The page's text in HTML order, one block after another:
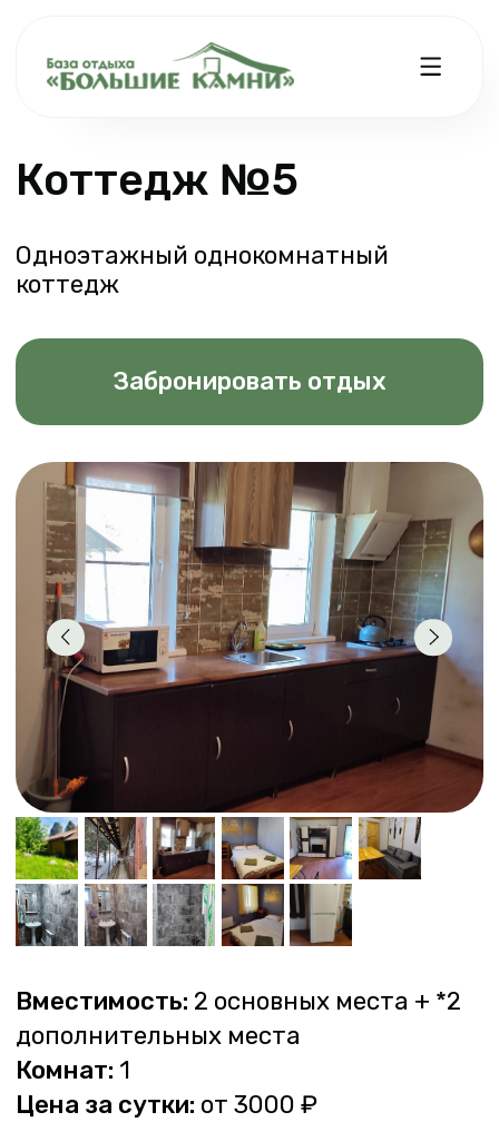
Одноэтажный однокомнатный
Забронировать отдых
Вместимость:
2 основных места + *2
дополнительных места
Цена за сутки:
Площадь:50 м2.
1 этаж:просторная гостиная-кухня
(холодильник; газовая плита на 2
конфорки; микроволновая печь, набор
кухонной и столовой посуды);
с двуспальной кроватью;
совмещенный санузел с душем.
Рядом с коттеджем зона для барбекю
с беседкой, мангалом, уличным